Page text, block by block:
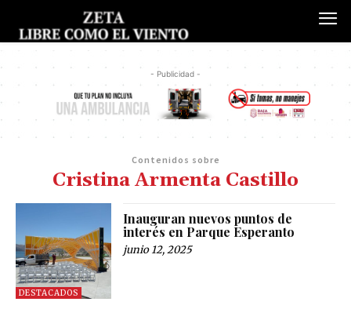
- Publicidad -
Contenidos sobre
Cristina Armenta Castillo
DESTACADOS
Inauguran nuevos puntos de
interés en Parque Esperanto
junio 12, 2025